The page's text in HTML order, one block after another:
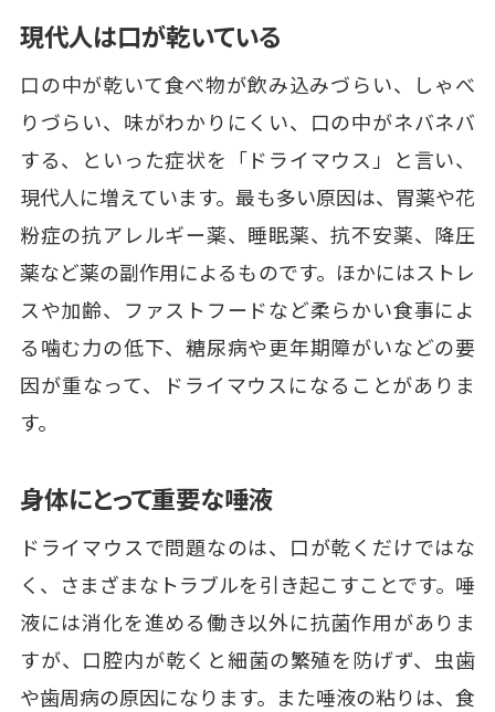
現代人は口が乾いている
口の中が乾いて食べ物が飲み込みづらい、しゃべ
りづらい、味がわかりにくい、口の中がネバネバ
する、といった症状を「ドライマウス」と言い、
現代人に増えています。最も多い原因は、胃薬や花
粉症の抗アレルギー薬、睡眠薬、抗不安薬、降圧
薬など薬の副作用によるものです。ほかにはストレ
スや加齢、ファストフードなど柔らかい食事によ
る噛む力の低下、糖尿病や更年期障がいなどの要
因が重なって、ドライマウスになることがありま
す。
身体にとって重要な唾液
ドライマウスで問題なのは、口が乾くだけではな
く、さまざまなトラブルを引き起こすことです。唾
液には消化を進める働き以外に抗菌作用がありま
すが、口腔内が乾くと細菌の繁殖を防げず、虫歯
や歯周病の原因になります。また唾液の粘りは、食